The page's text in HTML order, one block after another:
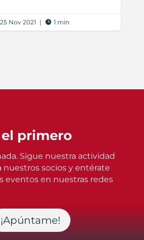
25 Nov 2021 |  1 min
primero
Sigue nuestra actividad
nuestros socios y entérate
eventos en nuestras redes
¡Apúntame!